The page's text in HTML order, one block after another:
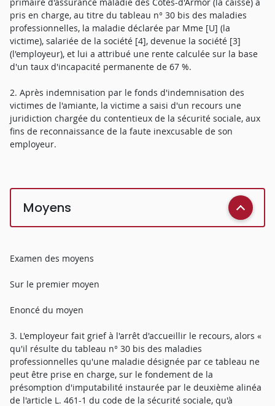
pris en charge, au titre du tableau n° 30 bis des maladies
professionnelles, la maladie déclarée par Mme [U] (la
victime), salariée de la société [4], devenue la société [3]
(l'employeur), et lui a attribué une rente calculée sur la base
d'un taux d'incapacité permanente de 67 %.
2. Après indemnisation par le fonds d'indemnisation des
victimes de l'amiante, la victime a saisi d'un recours une
juridiction chargée du contentieux de la sécurité sociale, aux
fins de reconnaissance de la faute inexcusable de son
employeur.
Moyens
Examen des moyens
Sur le premier moyen
Enoncé du moyen
3. L'employeur fait grief à l'arrêt d'accueillir le recours, alors «
qu'il résulte du tableau n° 30 bis des maladies
professionnelles qu'une maladie désignée par ce tableau ne
peut être prise en charge, sur le fondement de la
présomption d'imputabilité instaurée par le deuxième alinéa
de l'article L. 461-1 du code de la sécurité sociale, qu'à